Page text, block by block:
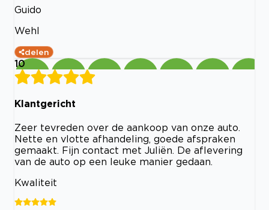
Guido
Wehl
delen
10
Klantgericht
Zeer tevreden over de aankoop van onze auto.
Nette en vlotte afhandeling, goede afspraken
gemaakt. Fijn contact met Juliën. De aflevering
van de auto op een leuke manier gedaan.
Kwaliteit